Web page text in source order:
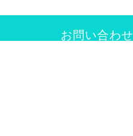
​お問い合わせ